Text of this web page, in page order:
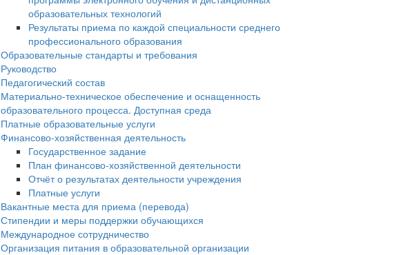
образовательных технологий
Результаты приема по каждой специальности среднего
профессионального образования
Образовательные стандарты и требования
Руководство
Педагогический состав
Материально-техническое обеспечение и оснащенность
образовательного процесса. Доступная среда
Платные образовательные услуги
Финансово-хозяйственная деятельность
Государственное задание
План финансово-хозяйственной деятельности
Отчёт о результатах деятельности учреждения
Платные услуги
Вакантные места для приема (перевода)
Стипендии и меры поддержки обучающихся
Международное сотрудничество
Организация питания в образовательной организации